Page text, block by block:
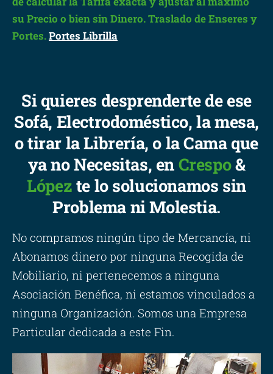
su Precio o bien sin Dinero. Traslado de Enseres y
Portes.Portes Librilla
Si quieres desprenderte de ese
Sofá, Electrodoméstico, la mesa,
o tirar la Librería, o la Cama que
ya no Necesitas, enCrespo&
Lópezte lo solucionamos sin
Problema ni Molestia.
No compramos ningún tipo de Mercancía, ni
Abonamos dinero por ninguna Recogida de
Mobiliario, ni pertenecemos a ninguna
Asociación Benéfica, ni estamos vinculados a
ninguna Organización. Somos una Empresa
Particular dedicada a este Fin.